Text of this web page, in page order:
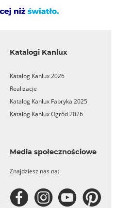
Katalogi Kanlux
Katalog Kanlux 2026
Realizacje
Katalog Kanlux Fabryka 2025
Katalog Kanlux Ogród 2026
Media społecznościowe
Znajdziesz nas na: